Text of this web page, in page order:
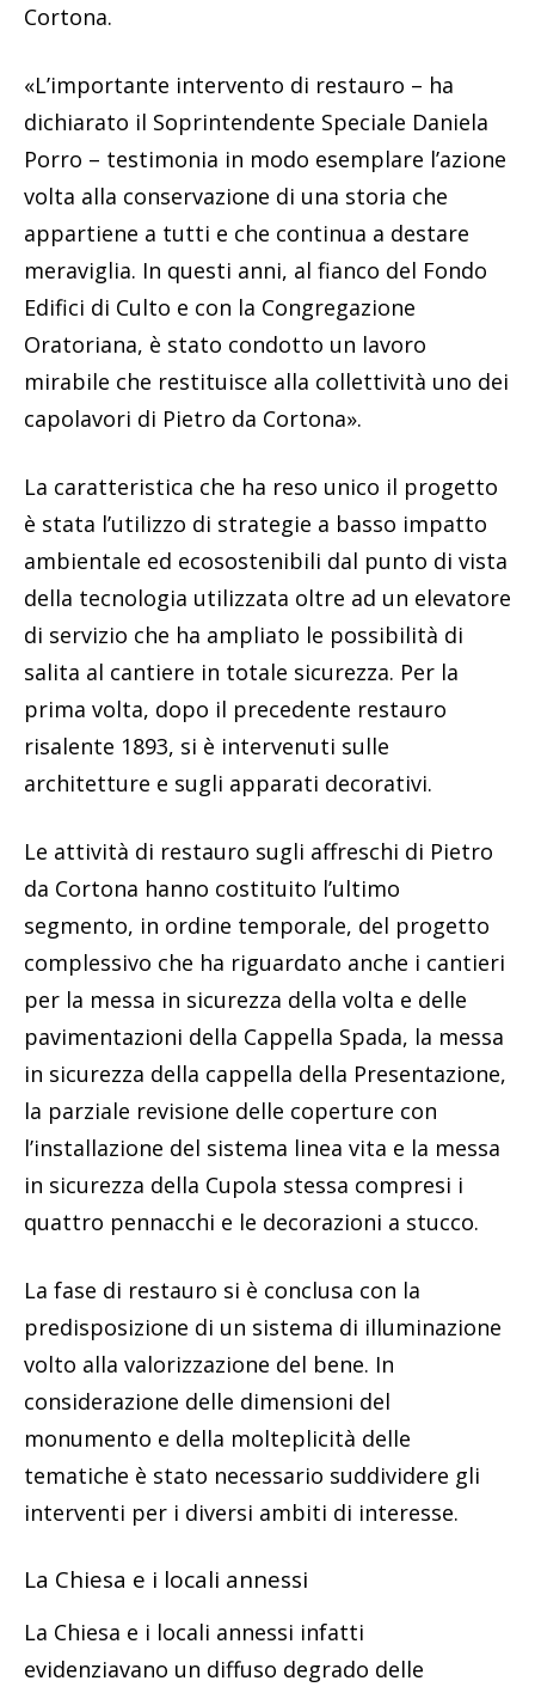
Cortona.
«L’importante intervento di restauro – ha
dichiarato il Soprintendente Speciale Daniela
Porro – testimonia in modo esemplare l’azione
volta alla conservazione di una storia che
appartiene a tutti e che continua a destare
meraviglia. In questi anni, al fianco del Fondo
Edifici di Culto e con la Congregazione
Oratoriana, è stato condotto un lavoro
mirabile che restituisce alla collettività uno dei
capolavori di Pietro da Cortona».
La caratteristica che ha reso unico il progetto
è stata l’utilizzo di strategie a basso impatto
ambientale ed ecosostenibili dal punto di vista
della tecnologia utilizzata oltre ad un elevatore
di servizio che ha ampliato le possibilità di
salita al cantiere in totale sicurezza. Per la
prima volta, dopo il precedente restauro
risalente 1893, si è intervenuti sulle
architetture e sugli apparati decorativi.
Le attività di restauro sugli affreschi di Pietro
da Cortona hanno costituito l’ultimo
segmento, in ordine temporale, del progetto
complessivo che ha riguardato anche i cantieri
per la messa in sicurezza della volta e delle
pavimentazioni della Cappella Spada, la messa
in sicurezza della cappella della Presentazione,
la parziale revisione delle coperture con
l’installazione del sistema linea vita e la messa
in sicurezza della Cupola stessa compresi i
quattro pennacchi e le decorazioni a stucco.
La fase di restauro si è conclusa con la
predisposizione di un sistema di illuminazione
volto alla valorizzazione del bene. In
considerazione delle dimensioni del
monumento e della molteplicità delle
tematiche è stato necessario suddividere gli
interventi per i diversi ambiti di interesse.
La Chiesa e i locali annessi
La Chiesa e i locali annessi infatti
evidenziavano un diffuso degrado delle